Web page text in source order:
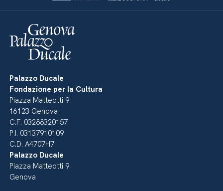
Palazzo Ducale
Fondazione per la Cultura
Piazza Matteotti 9
16123 Genova
C.F. 03288320157
P.I. 03137910109
C.D. A4707H7
Palazzo Ducale
Piazza Matteotti 9
Genova